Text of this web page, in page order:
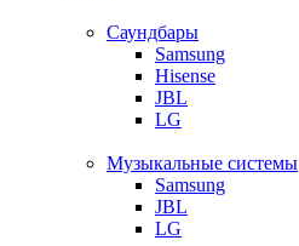
Саундбары
Samsung
Hisense
JBL
LG
Музыкальные системы
Samsung
JBL
LG